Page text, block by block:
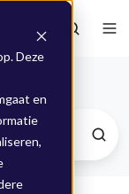
Deze
en